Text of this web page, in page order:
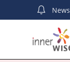
News